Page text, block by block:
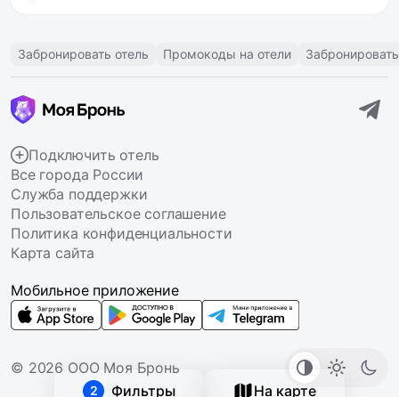
2 Фильтры На карте
Забронировать отель Промокоды на отели
Подключить отель
Все города России
Служба поддержки
Пользовательское соглашение
Политика конфиденциальности
Карта сайта
© 2026 ООО Моя Бронь
Мобильное приложение